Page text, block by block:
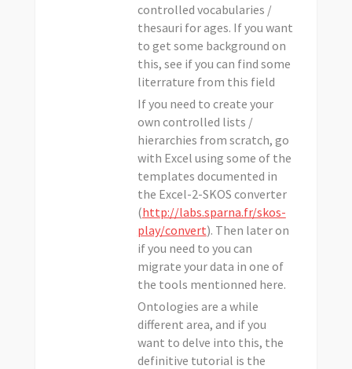
controlled vocabularies /
thesauri for ages. If you want
to get some background on
this, see if you can find some
literrature from this field
If you need to create your
own controlled lists /
hierarchies from scratch, go
with Excel using some of the
templates documented in
the Excel-2-SKOS converter
(http://labs.sparna.fr/skos-
play/convert). Then later on
if you need to you can
migrate your data in one of
the tools mentionned here.
Ontologies are a while
different area, and if you
want to delve into this, the
definitive tutorial is the